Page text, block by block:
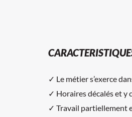
✓ Le métier s’exerce
✓ Horaires décalés et y
✓ Travail partiellement